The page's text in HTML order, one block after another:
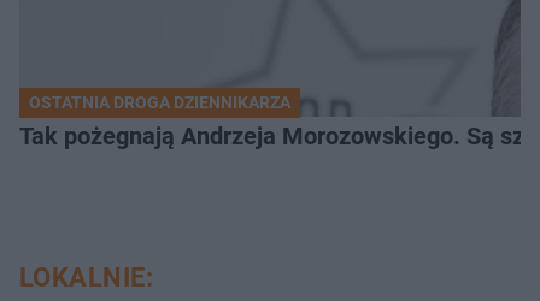
OSTATNIA DROGA DZIENNIKARZA
Tak pożegnają Andrzeja Morozowskiego. Są
LOKALNIE: